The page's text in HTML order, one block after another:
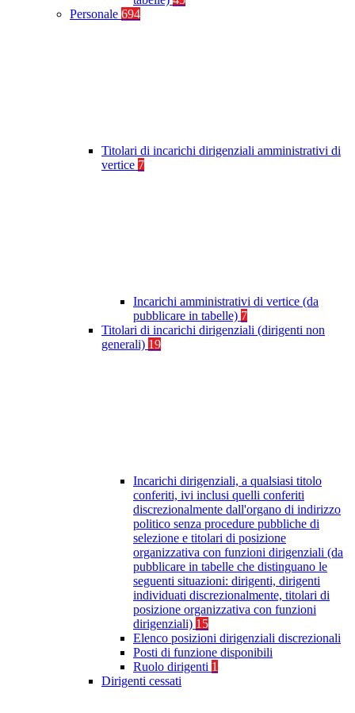
Personale 694
Titolari di incarichi dirigenziali amministrativi di
vertice 7
Incarichi amministrativi di vertice (da
pubblicare in tabelle) 7
Titolari di incarichi dirigenziali (dirigenti non
generali) 19
Incarichi dirigenziali, a qualsiasi titolo
conferiti, ivi inclusi quelli conferiti
discrezionalmente dall'organo di indirizzo
politico senza procedure pubbliche di
selezione e titolari di posizione
organizzativa con funzioni dirigenziali (da
pubblicare in tabelle che distinguano le
seguenti situazioni: dirigenti, dirigenti
individuati discrezionalmente, titolari di
posizione organizzativa con funzioni
dirigenziali) 15
Elenco posizioni dirigenziali discrezionali
Posti di funzione disponibili
Ruolo dirigenti 1
Dirigenti cessati